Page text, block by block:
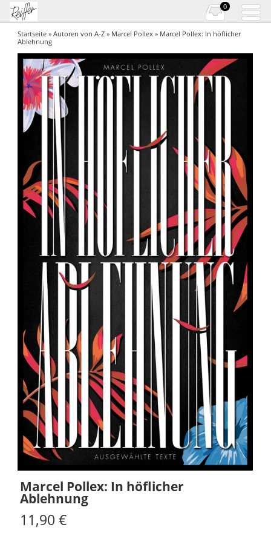
0
Startseite »Autoren von A-Z » Marcel Pollex » Marcel Pollex: In höflicher
Ablehnung
Marcel Pollex: In höflicher
Ablehnung
11,90€